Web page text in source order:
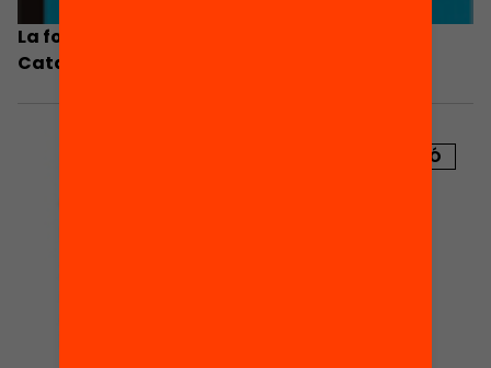
La formació professional i l’ocupació a
Catalunya
PUBLICACIÓ